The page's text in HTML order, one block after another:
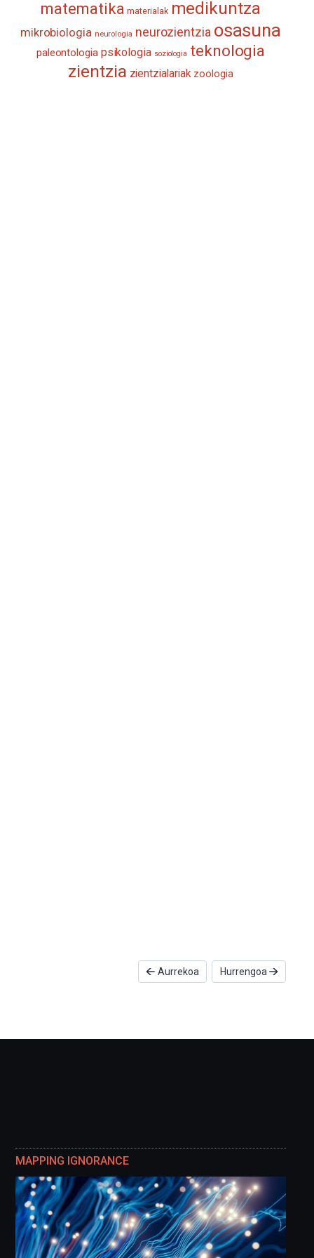
Aurrekoa Hurrengoa
matematika materialak medikuntza
mikrobiologia neurologia neurozientzia osasuna
paleontologia psikologia soziologia teknologia
zientzia zientzialariak zoologia
MAPPING IGNORANCE